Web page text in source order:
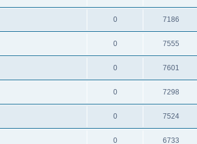
0 7186
0 7555
0 7601
0 7298
0 7524
0 6733